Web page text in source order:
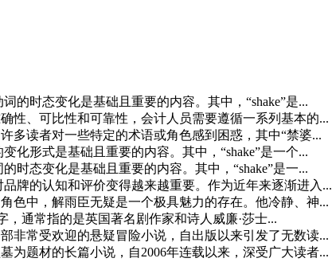
的时态变化是基础且重要的内容。其中，“shake”是...
性、可比性和可靠性，会计人员需要遵循一系列基本的...
多读者对一些特定的术语或角色感到困惑，其中“禁婆...
化形式是基础且重要的内容。其中，“shake”是一个...
时态变化是基础且重要的内容。其中，“shake”是一...
牌的认知和评价变得越来越重要。作为近年来逐渐进入...
色中，解雨臣无疑是一个极具魅力的存在。他冷静、神...
字，通常指的是英国著名剧作家和诗人威廉·莎士...
非常受欢迎的悬疑冒险小说，自出版以来引发了无数读...
为题材的长篇小说，自2006年连载以来，深受广大读者...